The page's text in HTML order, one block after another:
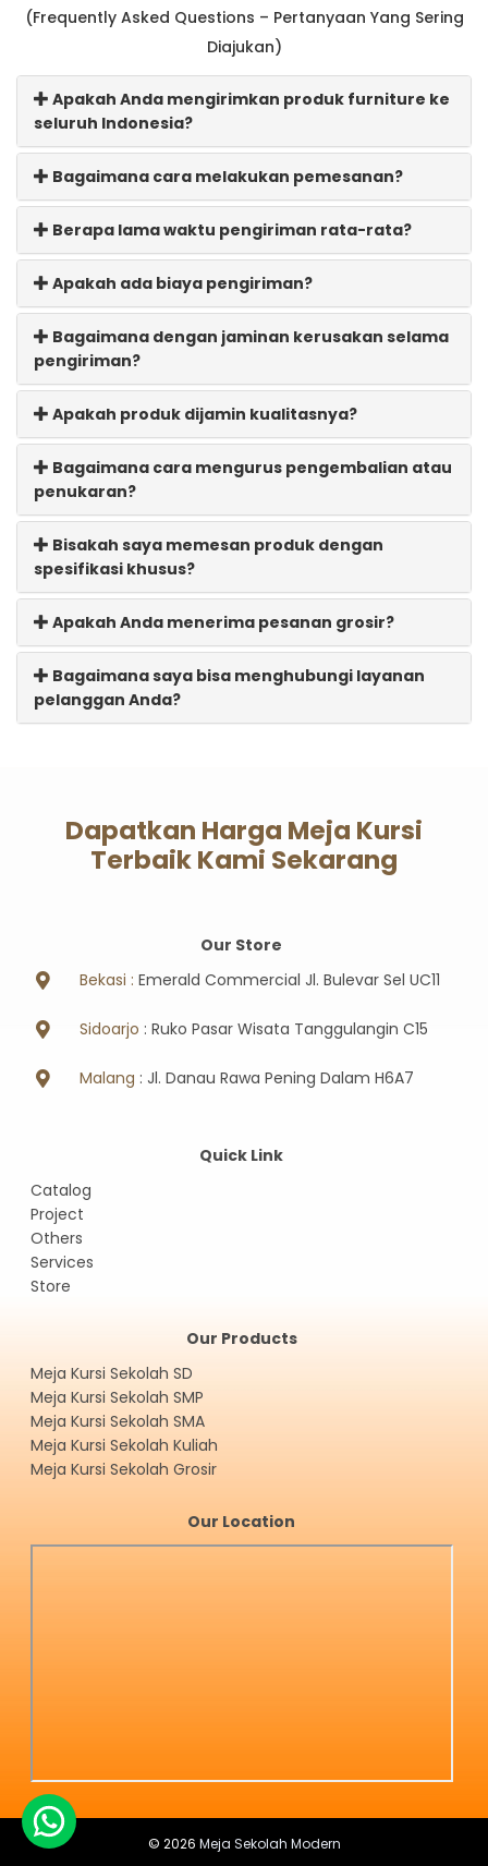
(Frequently Asked Questions – Pertanyaan Yang Sering
Diajukan)
Apakah Anda mengirimkan produk furniture ke
seluruh Indonesia?
Bagaimana cara melakukan pemesanan?
Berapa lama waktu pengiriman rata-rata?
Apakah ada biaya pengiriman?
Bagaimana dengan jaminan kerusakan selama
pengiriman?
Apakah produk dijamin kualitasnya?
Bagaimana cara mengurus pengembalian atau
penukaran?
Bisakah saya memesan produk dengan
spesifikasi khusus?
Apakah Anda menerima pesanan grosir?
Bagaimana saya bisa menghubungi layanan
pelanggan Anda?
Dapatkan Harga Meja Kursi
Terbaik Kami Sekarang
Our Store
Bekasi : Emerald Commercial Jl. Bulevar Sel UC11
Sidoarjo : Ruko Pasar Wisata Tanggulangin C15
Malang : Jl. Danau Rawa Pening Dalam H6A7
Quick Link
Catalog
Project
Others
Services
Store
Our Products
Meja Kursi Sekolah SD
Meja Kursi Sekolah SMP
Meja Kursi Sekolah SMA
Meja Kursi Sekolah Kuliah
Meja Kursi Sekolah Grosir
Our Location
© 2026 Meja Sekolah Modern